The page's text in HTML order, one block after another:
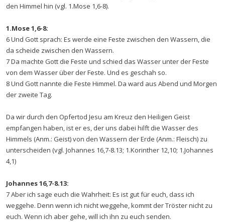
den Himmel hin (vgl. 1.Mose 1,6-8).
1.Mose 1,6-8:
6 Und Gott sprach: Es werde eine Feste zwischen den Wassern, die
da scheide zwischen den Wassern.
7 Da machte Gott die Feste und schied das Wasser unter der Feste
von dem Wasser über der Feste. Und es geschah so.
8 Und Gott nannte die Feste Himmel. Da ward aus Abend und Morgen
der zweite Tag.
Da wir durch den Opfertod Jesu am Kreuz den Heiligen Geist
empfangen haben, ist er es, der uns dabei hilft die Wasser des
Himmels (Anm.: Geist) von den Wassern der Erde (Anm.: Fleisch) zu
unterscheiden (vgl. Johannes 16,7-8.13; 1.Korinther 12,10; 1.Johannes
4,1)
Johannes 16,7-8.13:
7 Aber ich sage euch die Wahrheit: Es ist gut für euch, dass ich
weggehe. Denn wenn ich nicht weggehe, kommt der Tröster nicht zu
euch. Wenn ich aber gehe, will ich ihn zu euch senden.